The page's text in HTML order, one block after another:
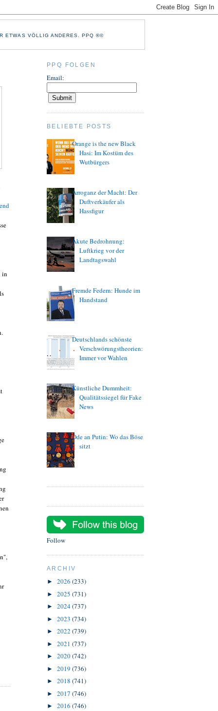
ETWAS VÖLLIG ANDERES. PPQ ®©
in
PPQ FOLGEN
Email:
BELIEBTE POSTS
Orange is the new Black
Hasi: Im Kostüm des
Wutbürgers
Arroganz der Macht: Der
Duftverkäufer als
Hassfigur
Akute Bedrohnung:
Luftkrieg vor der
Landtagswahl
Fremde Federn: Hunde im
Handstand
Deutschlands schönste
Verschwörungstheorien:
Immer vor Wahlen
Künstliche Dummheit:
Qualitätssiegel für Fake
News
Ode an Putin: Wo das Böse
sitzt
Follow
ARCHIV
► 2026 (233)
► 2025 (731)
► 2024(737)
► 2023 (734)
► 2022 (739)
► 2021 (737)
► 2020(742)
► 2019 (736)
► 2018 (741)
► 2017 (746)
► 2016 (746)